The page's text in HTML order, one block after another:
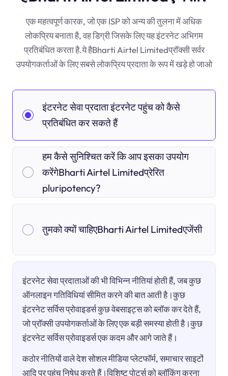
एक महत्वपूर्ण कारक, जो एक ISP को अन्य की तुलना में अधिक
लोकप्रिय बनाता है, वह डिग्री जिसके लिए यह इंटरनेट अभिगम
प्रतिबंधित करता है.ये हैBharti Airtel Limitedप्रॉक्सी सर्वर
उपयोगकर्ताओं के लिए सबसे लोकप्रिय प्रदाता के रूप में खड़े हो जाओ
इंटरनेट सेवा प्रदाता इंटरनेट पहुंच को कैसे
प्रतिबंधित कर सकते हैं
हम कैसे सुनिश्चित करें कि आप इसका उपयोग
करेंगेBharti Airtel Limitedप्रेरित
pluripotency?
तुमको क्यों चाहिएBharti Airtel Limitedएजेंसी
इंटरनेट सेवा प्रदाताओं की भी विभिन्न नीतियां होती हैं, जब कुछ
ऑनलाइन गतिविधियां सीमित करने की बात आती है।कुछ
इंटरनेट सर्विस प्रोवाइडर्स कुछ वेबसाइट्स को ब्लॉक कर देते हैं,
जो प्रॉक्सी उपयोगकर्ताओं के लिए एक बड़ी समस्या होती है।कुछ
इंटरनेट सर्विस प्रोवाइडर्स एक कदम और आगे जाते हैं।
कठोर नीतियों वाले देश सोशल मीडिया प्लेटफॉर्म, समाचार साइटों
आदि पर पहुंच निषेध करते हैं।विशिष्ट पोर्ट्स को ब्लॉकिंग करना